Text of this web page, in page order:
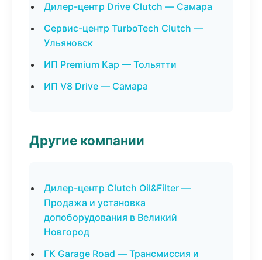
Дилер-центр Drive Clutch — Самара
Сервис-центр TurboTech Clutch —
Ульяновск
ИП Premium Кар — Тольятти
ИП V8 Drive — Самара
Другие компании
Дилер-центр Clutch Oil&Filter —
Продажа и установка
допоборудования в Великий
Новгород
ГК Garage Road — Трансмиссия и